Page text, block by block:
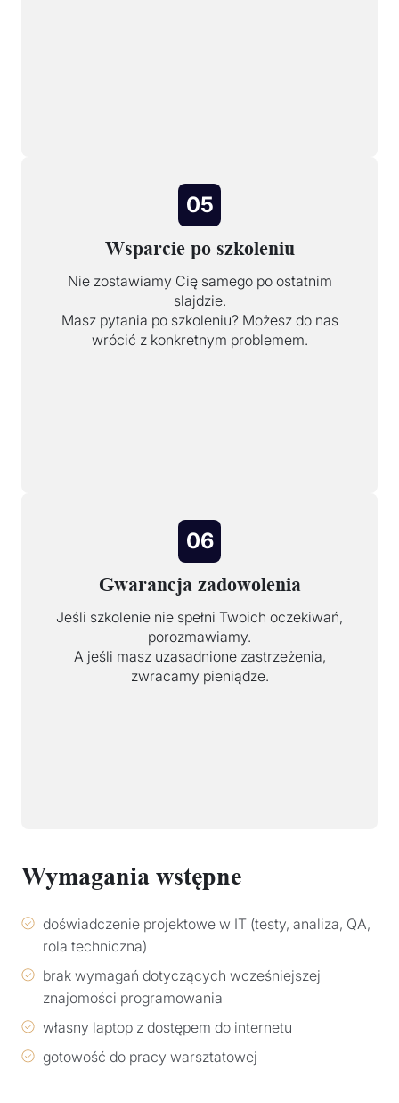
05
Wsparcie po szkoleniu
Nie zostawiamy Cię samego po ostatnim
slajdzie.
Masz pytania po szkoleniu? Możesz do nas
wrócić z konkretnym problemem.
06
Gwarancja zadowolenia
Jeśli szkolenie nie spełni Twoich oczekiwań,
porozmawiamy.
A jeśli masz uzasadnione zastrzeżenia,
zwracamy pieniądze.
Wymagania wstępne
doświadczenie projektowe w IT (testy, analiza, QA,
rola techniczna)
brak wymagań dotyczących wcześniejszej
znajomości programowania
własny laptop z dostępem do internetu
gotowość do pracy warsztatowej